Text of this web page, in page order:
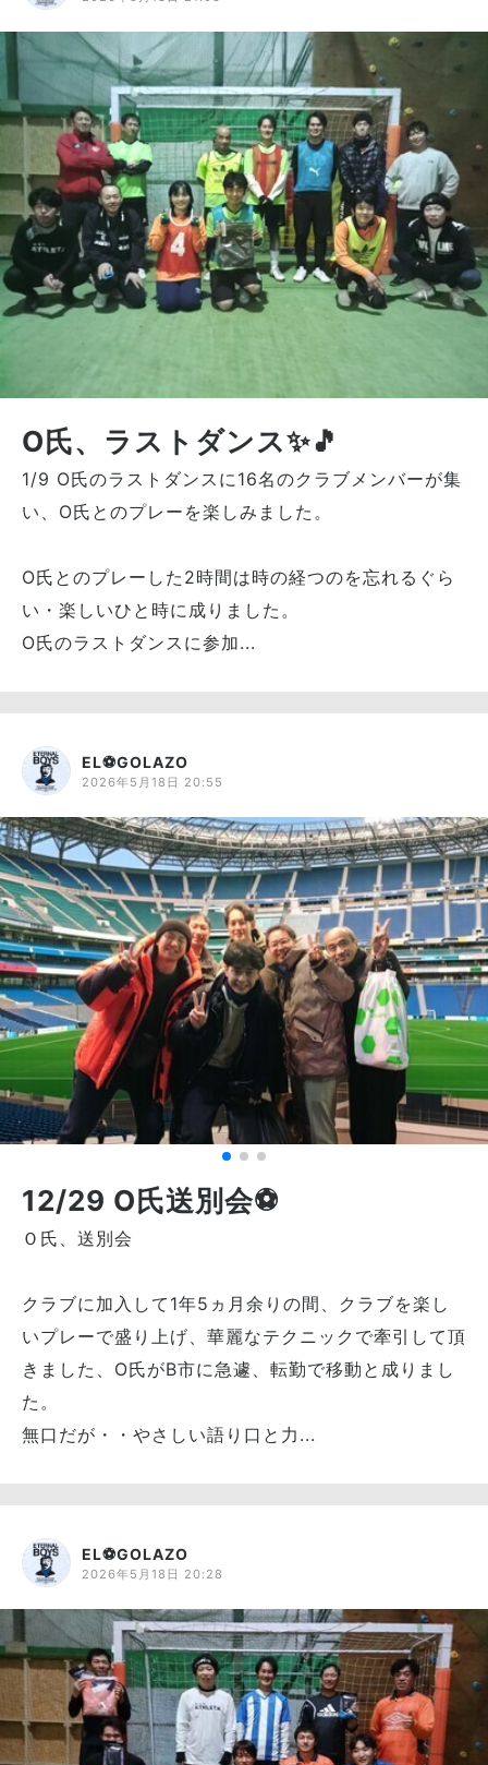
O氏、ラストダンス✨🎵
1/9 O氏のラストダンスに16名のクラブメンバーが集
い、O氏とのプレーを楽しみました。
O氏とのプレーした2時間は時の経つのを忘れるぐら
い・楽しいひと時に成りました。
O氏のラストダンスに参加...
EL⚽GOLAZO
2026年5月18日 20:55
12/29 O氏送別会⚽
Ｏ氏、送別会
クラブに加入して1年5ヵ月余りの間、クラブを楽し
いプレーで盛り上げ、華麗なテクニックで牽引して頂
きました、O氏がB市に急遽、転勤で移動と成りまし
た。
無口だが・・やさしい語り口と力...
EL⚽GOLAZO
2026年5月18日 20:28